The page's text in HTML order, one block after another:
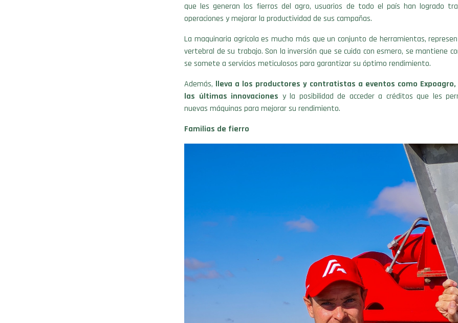
que les generan los fierros del agro, usuarios de todo el país han logrado
operaciones y mejorar la productividad de sus campañas.
La maquinaria agrícola es mucho más que un conjunto de herramientas,
vertebral de su trabajo. Son la inversión que se cuida con esmero, se mantiene
se somete a servicios meticulosos para garantizar su óptimo rendimiento.
Además, lleva a los productores y contratistas a eventos como Expoagro,
las últimas innovaciones y la posibilidad de acceder a créditos que les
nuevas máquinas para mejorar su rendimiento.
Familias de fierro